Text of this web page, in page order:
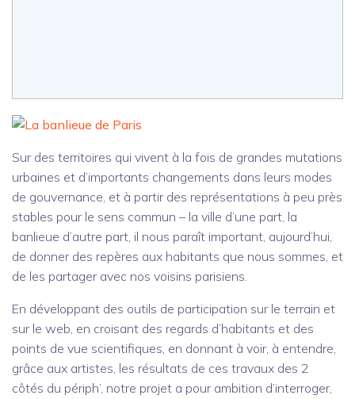
Sur des territoires qui vivent à la fois de grandes mutations
urbaines et d’importants changements dans leurs modes
de gouvernance, et à partir des représentations à peu près
stables pour le sens commun – la ville d’une part, la
banlieue d’autre part, il nous paraît important, aujourd’hui,
de donner des repères aux habitants que nous sommes, et
de les partager avec nos voisins parisiens.
En développant des outils de participation sur le terrain et
sur le web, en croisant des regards d’habitants et des
points de vue scientifiques, en donnant à voir, à entendre,
grâce aux artistes, les résultats de ces travaux des 2
côtés du périph’, notre projet a pour ambition d’interroger,